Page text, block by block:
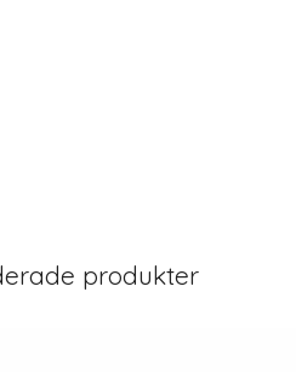
produkter